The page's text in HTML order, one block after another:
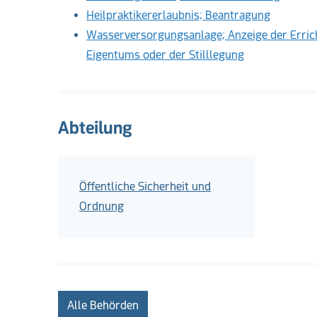
Heilpraktikererlaubnis; Beantragung
Wasserversorgungsanlage; Anzeige der
Eigentums oder der Stilllegung
Abteilung
Öffentliche Sicherheit und
Ordnung
Alle Behörden